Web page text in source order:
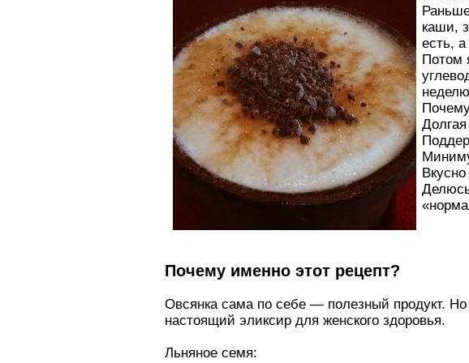
каши,
есть,
Потом
Долгая
Почему именно этот рецепт?
Овсянка сама по себе — полезный продукт.
настоящий эликсир для женского здоровья.
Льняное семя: